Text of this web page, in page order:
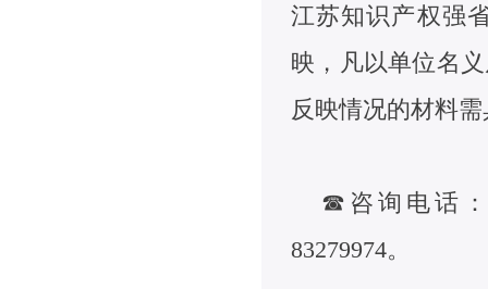
江苏知识产权强
映，凡以单位名
反映情况的材料
☎咨询电话：
83279974。